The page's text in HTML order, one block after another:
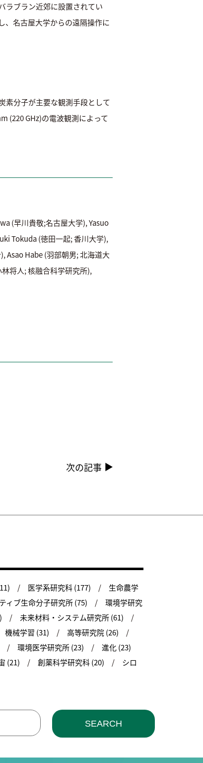
ラブラン近郊に設置されてい
、名古屋大学からの遠隔操作に
素分子が主要な観測手段として
(220 GHz)の電波観測によって
(早川貴敬;名古屋大学), Yasuo
Tokuda (徳田一起; 香川大学),
Asao Habe (羽部朝男; 北海道大
将人; 核融合科学研究所),
次の記事
医学系研究科 (177)
生命農学
ィブ生命分子研究所 (75)
環境学研究
未来材料・システム研究所 (61)
機械学習 (31)
高等研究院 (26)
環境医学研究所 (23)
進化 (23)
(21) 創薬科学研究科 (20)
シロ
SEARCH